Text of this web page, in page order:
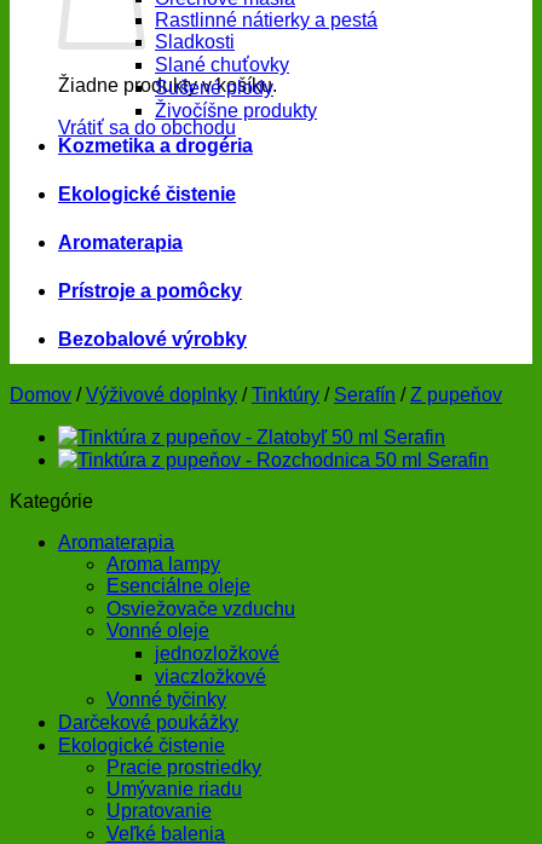
Žiadne produkty v košíku.
Vrátiť sa do obchodu
Rastlinné nátierky a pestá
Sladkosti
Slané chuťovky
Sušené plody
Živočíšne produkty
Kozmetika a drogéria
Ekologické čistenie
Aromaterapia
Prístroje a pomôcky
Bezobalové výrobky
Domov / Výživové doplnky / Tinktúry / Serafín / Z pupeňov
Kategórie
Aromaterapia
Aroma lampy
Esenciálne oleje
Osviežovače vzduchu
Vonné oleje
jednozložkové
viaczložkové
Vonné tyčinky
Darčekové poukážky
Ekologické čistenie
Pracie prostriedky
Umývanie riadu
Upratovanie
Veľké balenia